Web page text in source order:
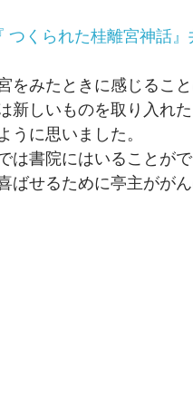
つくられた桂離宮神話
をみたときに感じるこ
新しいものを取り入れ
うに思いました。
は書院にはいることが
ばせるために亭主がが